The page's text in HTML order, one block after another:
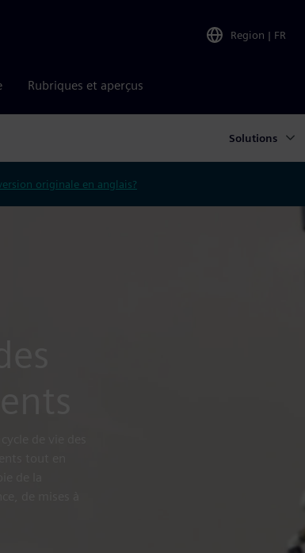
Region | FR
Rubriques et aperçus
Solutions
originale en anglais?
de vie des
tout en
de la
de mises à